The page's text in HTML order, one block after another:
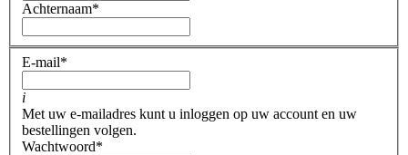
Achternaam*
E-mail*
i
Met uw e-mailadres kunt u inloggen op uw account en uw
bestellingen volgen.
Wachtwoord*